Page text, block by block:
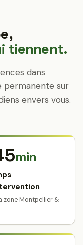
tiennent.
dans
permanente sur
envers vous.
min
zone Montpellier &